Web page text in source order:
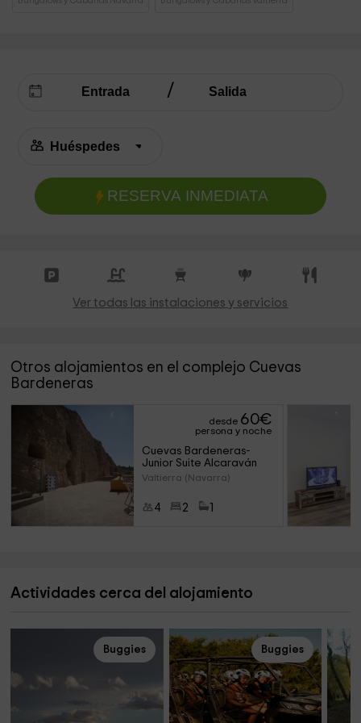
RESERVA INMEDIATA
Ver todas las instalaciones y servicios
Otros alojamientos en el complejo Cuevas
Bardeneras
desde 60€
persona y noche
Cuevas Bardeneras-
Junior Suite Alcaraván
Valtierra (Navarra)
4 2
Actividades cerca del alojamiento
Buggies Buggies